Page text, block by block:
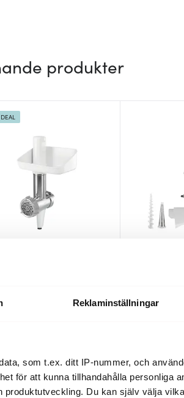
Reklaminställningar
som t.ex. ditt IP-nummer, och
för att kunna tillhandahålla personliga
Du kan själv välja
produkter
köksmaskin
5KSMFVSP)
3499 kr